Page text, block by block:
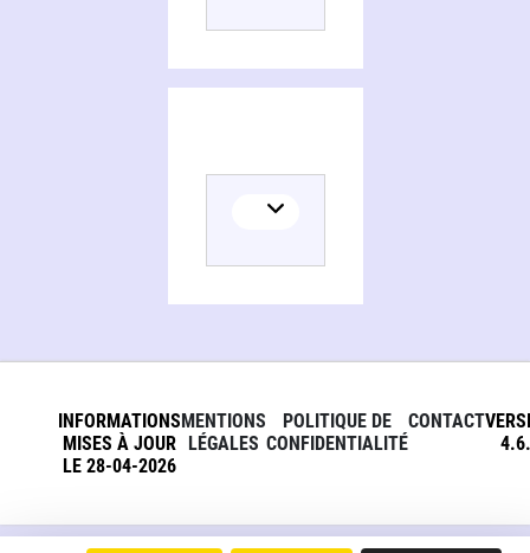
INFORMATIONS
MISES À JOUR
LE 28-04-2026
MENTIONS
LÉGALES
POLITIQUE DE
CONFIDENTIALITÉ
CONTACT